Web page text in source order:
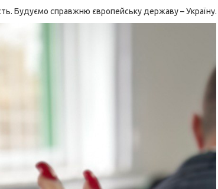
Будуємо справжню європейську державу – Україну.